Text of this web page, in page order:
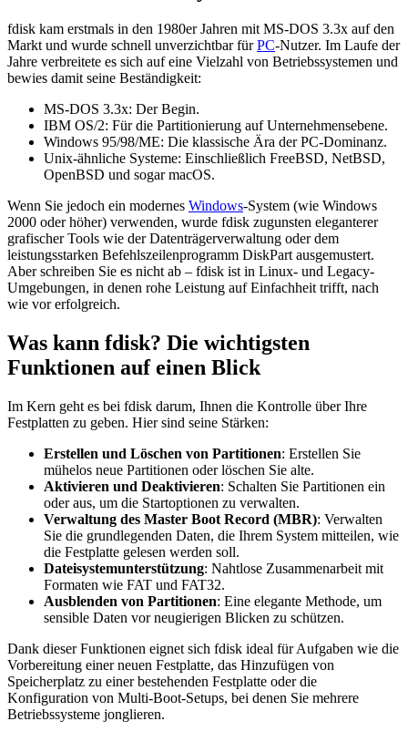
fdisk kam erstmals in den 1980er Jahren mit MS-DOS 3.3x auf den
Markt und wurde schnell unverzichtbar fürPC-Nutzer. Im Laufe der
Jahre verbreitete es sich auf eine Vielzahl von Betriebssystemen und
bewies damit seine Beständigkeit:
MS-DOS 3.3x: Der Begin.
IBM OS/2: Für die Partitionierung auf Unternehmensebene.
Windows 95/98/ME: Die klassische Ära der PC-Dominanz.
Unix-ähnliche Systeme: Einschließlich FreeBSD, NetBSD,
OpenBSD und sogar macOS.
Wenn Sie jedoch ein modernes Windows-System (wie Windows
2000 oder höher) verwenden, wurde fdisk zugunsten eleganterer
grafischer Tools wie der Datenträgerverwaltung oder dem
leistungsstarken Befehlszeilenprogramm DiskPart ausgemustert.
Aber schreiben Sie es nicht ab – fdisk ist in Linux- und Legacy-
Umgebungen, in denen rohe Leistung auf Einfachheit trifft, nach
wie vor erfolgreich.
Was kann fdisk? Die wichtigsten
Funktionen auf einen Blick
Im Kern geht es bei fdisk darum, Ihnen die Kontrolle über Ihre
Festplatten zu geben. Hier sind seine Stärken:
Erstellen und Löschen von Partitionen: Erstellen Sie
mühelos neue Partitionen oder löschen Sie alte.
Aktivieren und Deaktivieren: Schalten Sie Partitionen ein
oder aus, um die Startoptionen zu verwalten.
Verwaltung des Master Boot Record (MBR): Verwalten
Sie die grundlegenden Daten, die Ihrem System mitteilen, wie
die Festplatte gelesen werden soll.
Dateisystemunterstützung: Nahtlose Zusammenarbeit mit
Formaten wie FAT und FAT32.
Ausblenden von Partitionen: Eine elegante Methode, um
sensible Daten vor neugierigen Blicken zu schützen.
Dank dieser Funktionen eignet sich fdisk ideal für Aufgaben wie die
Vorbereitung einer neuen Festplatte, das Hinzufügen von
Speicherplatz zu einer bestehenden Festplatte oder die
Konfiguration von Multi-Boot-Setups, bei denen Sie mehrere
Betriebssysteme jonglieren.